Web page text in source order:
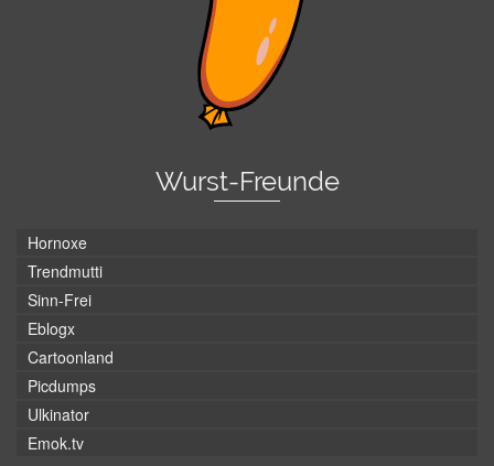
Wurst-Freunde
Hornoxe
Trendmutti
Sinn-Frei
Eblogx
Cartoonland
Picdumps
Ulkinator
Emok.tv